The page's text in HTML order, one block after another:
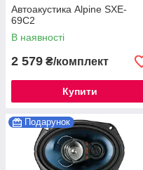
Автоакустика Alpine SXE-
69C2
В наявності
2 579 ₴/комплект
Купити
Подарунок